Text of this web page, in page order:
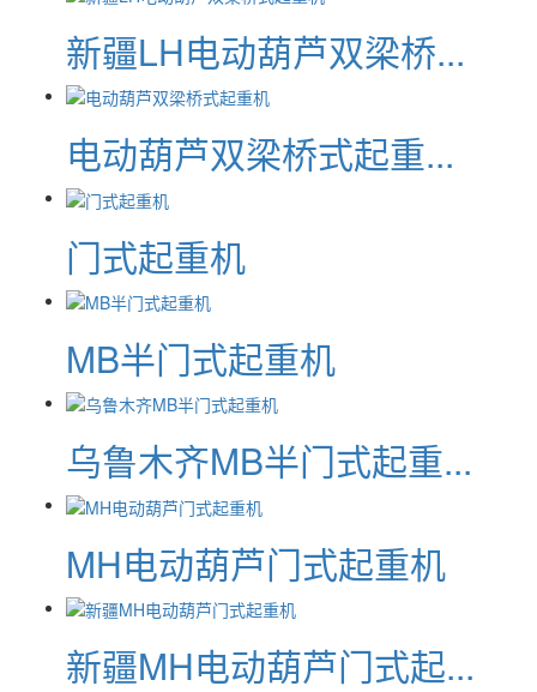
新疆LH电动葫芦双梁桥...
电动葫芦双梁桥式起重...
门式起重机
MB半门式起重机
乌鲁木齐MB半门式起重...
MH电动葫芦门式起重机
新疆MH电动葫芦门式起...